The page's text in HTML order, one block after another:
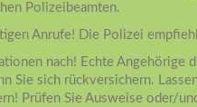
Polizeibeamten.
Anrufe! Die Polizei
nach! Echte Angehörige
Sie sich rückversichern.
Prüfen Sie Ausweise oder/